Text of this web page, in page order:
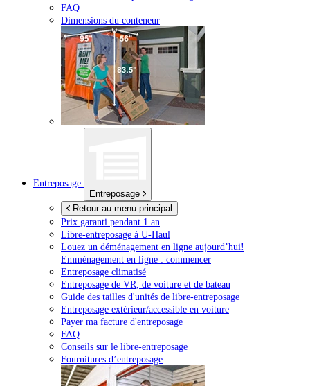
FAQ
Dimensions du conteneur
Entreposage
Entreposage
Retour au menu principal
Prix garanti pendant 1 an
Libre-entreposage à U-Haul
Louez un déménagement en ligne aujourd’hui!
Emménagement en ligne : commencer
Entreposage climatisé
Entreposage de VR, de voiture et de bateau
Guide des tailles d'unités de libre-entreposage
Entreposage extérieur/accessible en voiture
Payer ma facture d'entreposage
FAQ
Conseils sur le libre-entreposage
Fournitures d’entreposage